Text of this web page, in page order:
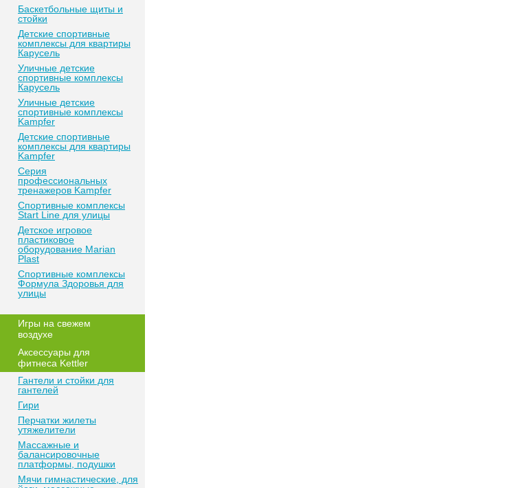
Баскетбольные щиты и
стойки
Детские спортивные
комплексы для квартиры
Карусель
Уличные детские
спортивные комплексы
Карусель
Уличные детские
спортивные комплексы
Kampfer
Детские спортивные
комплексы для квартиры
Kampfer
Серия
профессиональных
тренажеров Kampfer
Спортивные комплексы
Start Line для улицы
Детское игровое
пластиковое
оборудование Marian
Plast
Спортивные комплексы
Формула Здоровья для
улицы
Игры на свежем
воздухе
Аксессуары для
фитнеса Kettler
Гантели и стойки для
гантелей
Гири
Перчатки жилеты
утяжелители
Массажные и
балансировочные
платформы, подушки
Мячи гимнастические, для